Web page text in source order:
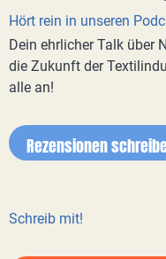
Hört rein in unseren
Dein ehrlicher Talk über
die Zukunft der
alle an!
Rezensionen
Schreib mit!